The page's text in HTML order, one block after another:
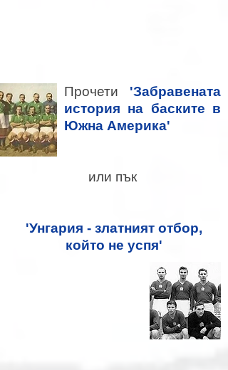
Прочети 'Забравената
история на баските в
Южна Америка'
или пък
'Унгария - златният отбор,
който не успя'